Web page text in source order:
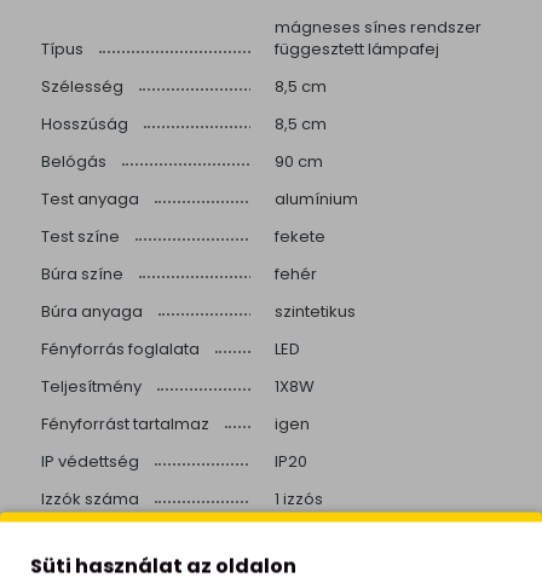
Típus
mágneses sínes rendszer
függesztett lámpafej
Szélesség
8,5 cm
Hosszúság
8,5 cm
Belógás
90 cm
Test anyaga
alumínium
Test színe
fekete
Búra színe
fehér
Búra anyaga
szintetikus
Fényforrás foglalata
LED
Teljesítmény
1X8W
Fényforrást tartalmaz
igen
IP védettség
IP20
Izzók száma
1 izzós
Helyiség
konyha
Süti használat az oldalon